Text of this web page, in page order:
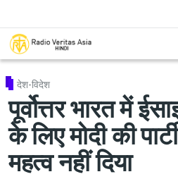
देश-विदेश
पूर्वोत्तर भारत में
के लिए मोदी की
महत्व नहीं दिया